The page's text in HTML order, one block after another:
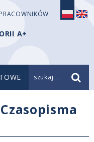
A+
szukaj...
Czasopisma